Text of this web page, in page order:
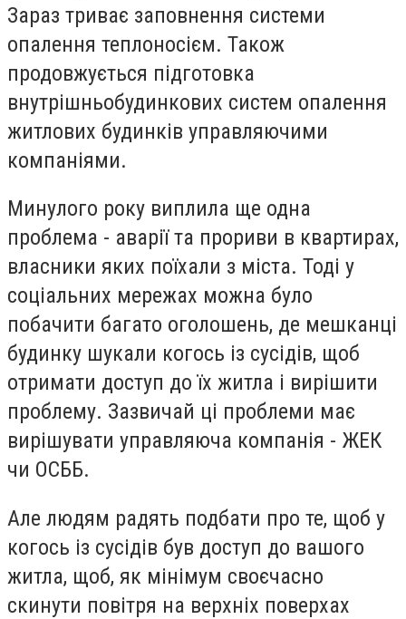
Зараз триває заповнення системи
опалення теплоносієм. Також
продовжується підготовка
внутрішньобудинкових систем опалення
житлових будинків управляючими
компаніями.
Минулого року виплила ще одна
проблема - аварії та прориви в квартирах,
власники яких поїхали з міста. Тоді у
соціальних мережах можна було
побачити багато оголошень, де мешканці
будинку шукали когось із сусідів, щоб
отримати доступ до їх житла і вирішити
проблему. Зазвичай ці проблеми має
вирішувати управляюча компанія - ЖЕК
чи ОСББ.
Але людям радять подбати про те, щоб у
когось із сусідів був доступ до вашого
житла, щоб, як мінімум своєчасно
скинути повітря на верхніх поверхах